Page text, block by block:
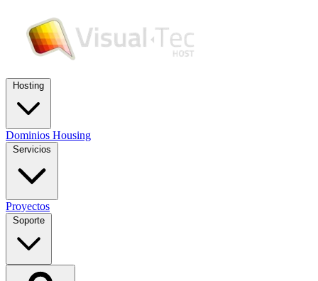
Hosting
Dominios Housing
Servicios
Proyectos
Soporte